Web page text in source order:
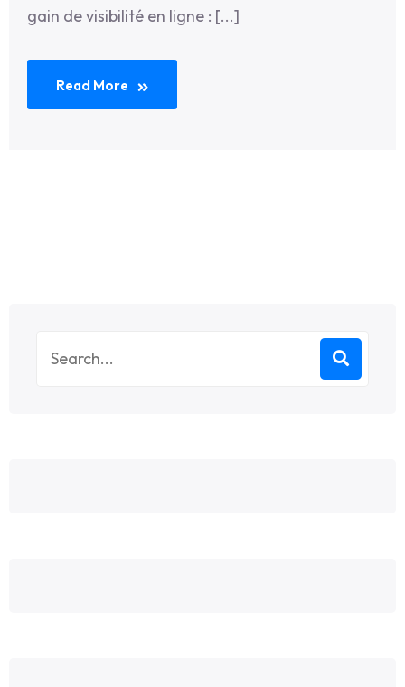
gain de visibilité en ligne : [...]
Read More
for: